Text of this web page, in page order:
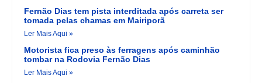
Fernão Dias tem pista interditada após carreta ser
tomada pelas chamas em Mairiporã
Ler Mais Aqui »
Motorista fica preso às ferragens após caminhão
tombar na Rodovia Fernão Dias
Ler Mais Aqui »